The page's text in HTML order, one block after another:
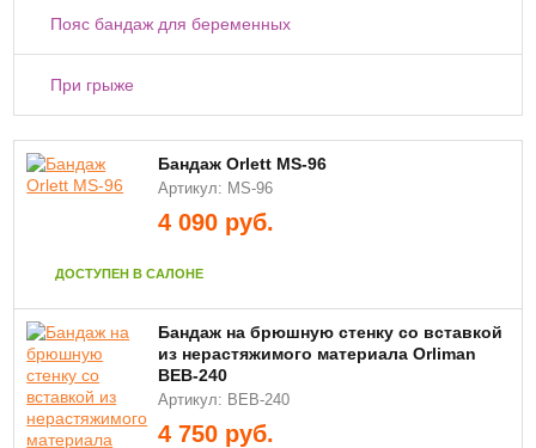
Пояс бандаж для беременных
При грыже
Бандаж Orlett MS-96
Артикул: MS-96
4 090 руб.
ДОСТУПЕН В САЛОНЕ
Бандаж на брюшную стенку со вставкой
из нерастяжимого материала Orliman
BEB-240
Артикул: BEB-240
4 750 руб.